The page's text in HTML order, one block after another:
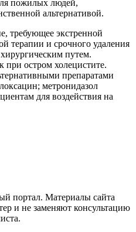
пожилых людей,
альтернативой.
требующее экстренной
терапии и срочного удаления
путем.
при остром холецистите.
препаратами
метронидазол
для воздействия на
портал. Материалы сайта
и не заменяют консультацию